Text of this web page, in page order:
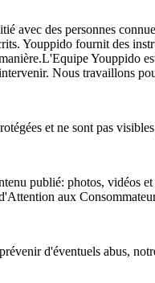
avec des personnes
Youppido fournit des
Youppido
Nous travaillons
et ne sont pas
publié: photos, vidéos
aux
d'éventuels abus,